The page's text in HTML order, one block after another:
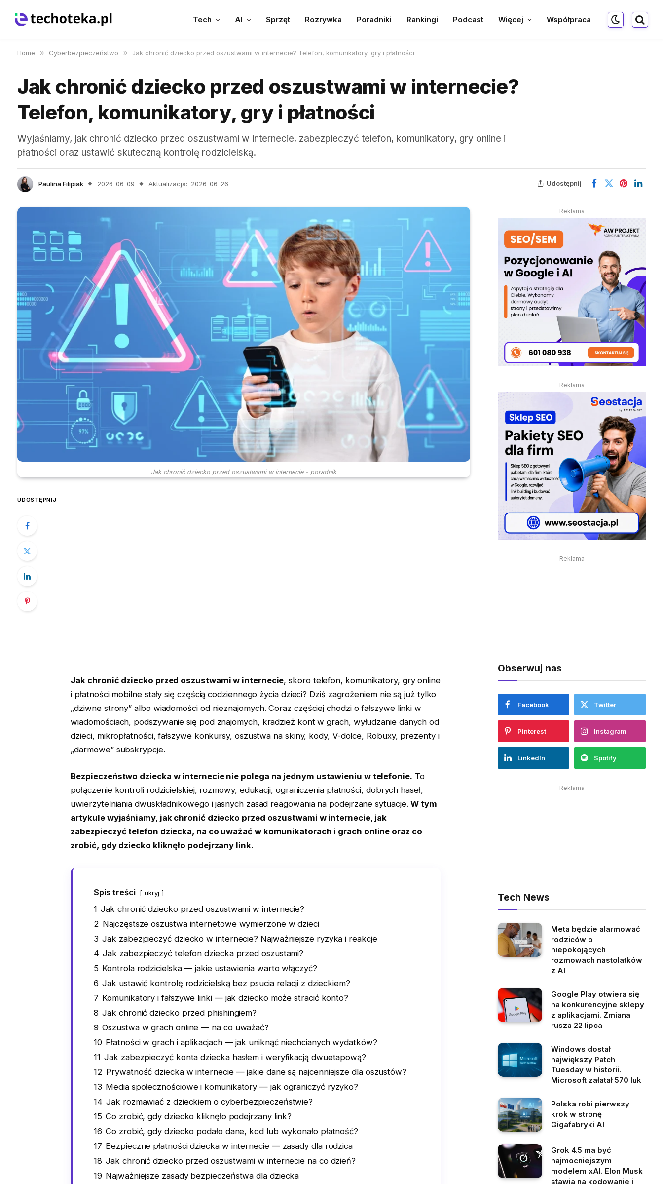
Tech AI Sprzęt Rozrywka Poradniki Rankingi Podcast Więcej Współpraca
Home » Cyberbezpieczeństwo » Jak chronić dziecko przed oszustwami w internecie? Telefon, komunikatory, gry i płatności
Jak chronić dziecko przed oszustwami w internecie?
Telefon, komunikatory, gry i płatności
Wyjaśniamy, jak chronić dziecko przed oszustwami w internecie, zabezpieczyć telefon, komunikatory, gry online i
płatności oraz ustawić skuteczną kontrolę rodzicielską.
Paulina Filipiak 2026-06-09 Aktualizacja: 2026-06-26 Udostępnij
Jak chronić dziecko przed oszustwami w internecie - poradnik
UDOSTĘPNIJ
Jak chronić dziecko przed oszustwami w internecie, skoro telefon, komunikatory, gry online
i płatności mobilne stały się częścią codziennego życia dzieci? Dziś zagrożeniem nie są już tylko
„dziwne strony” albo wiadomości od nieznajomych. Coraz częściej chodzi o fałszywe linki w
wiadomościach, podszywanie się pod znajomych, kradzież kont w grach, wyłudzanie danych od
dzieci, mikropłatności, fałszywe konkursy, oszustwa na skiny, kody, V-dolce, Robuxy, prezenty i
„darmowe” subskrypcje.
Bezpieczeństwo dziecka w internecie nie polega na jednym ustawieniu w telefonie. To
połączenie kontroli rodzicielskiej, rozmowy, edukacji, ograniczenia płatności, dobrych haseł,
uwierzytelniania dwuskładnikowego i jasnych zasad reagowania na podejrzane sytuacje.W tym
artykule wyjaśniamy, jak chronić dziecko przed oszustwami w internecie, jak
zabezpieczyć telefon dziecka, na co uważać w komunikatorach i grach online oraz co
zrobić, gdy dziecko kliknęło podejrzany link.
Spis treści ukryj
1 Jak chronić dziecko przed oszustwami w internecie?
2 Najczęstsze oszustwa internetowe wymierzone w dzieci
3 Jak zabezpieczyć dziecko w internecie? Najważniejsze ryzyka i reakcje
4 Jak zabezpieczyć telefon dziecka przed oszustami?
5 Kontrola rodzicielska — jakie ustawienia warto włączyć?
6 Jak ustawić kontrolę rodzicielską bez psucia relacji z dzieckiem?
7 Komunikatory i fałszywe linki — jak dziecko może stracić konto?
8 Jak chronić dziecko przed phishingiem?
9 Oszustwa w grach online — na co uważać?
10 Płatności w grach i aplikacjach — jak uniknąć niechcianych wydatków?
11 Jak zabezpieczyć konta dziecka hasłem i weryfikacją dwuetapową?
12 Prywatność dziecka w internecie — jakie dane są najcenniejsze dla oszustów?
13 Media społecznościowe i komunikatory — jak ograniczyć ryzyko?
14 Jak rozmawiać z dzieckiem o cyberbezpieczeństwie?
15 Co zrobić, gdy dziecko kliknęło podejrzany link?
16 Co zrobić, gdy dziecko podało dane, kod lub wykonało płatność?
17 Bezpieczne płatności dziecka w internecie — zasady dla rodzica
18 Jak chronić dziecko przed oszustwami w internecie na co dzień?
19 Najważniejsze zasady bezpieczeństwa dla dziecka
Reklama
Reklama
Reklama
Obserwuj nas
Facebook Twitter
Pinterest Instagram
LinkedIn Spotify
Reklama
Tech News
Meta będzie alarmować
rodziców o
niepokojących
rozmowach nastolatków
z AI
Google Play otwiera się
na konkurencyjne sklepy
z aplikacjami. Zmiana
rusza 22 lipca
Windows dostał
największy Patch
Tuesday w historii.
Microsoft załatał 570 luk
Polska robi pierwszy
krok w stronę
Gigafabryki AI
Grok 4.5 ma być
najmocniejszym
modelem xAI. Elon Musk
stawia na kodowanie i